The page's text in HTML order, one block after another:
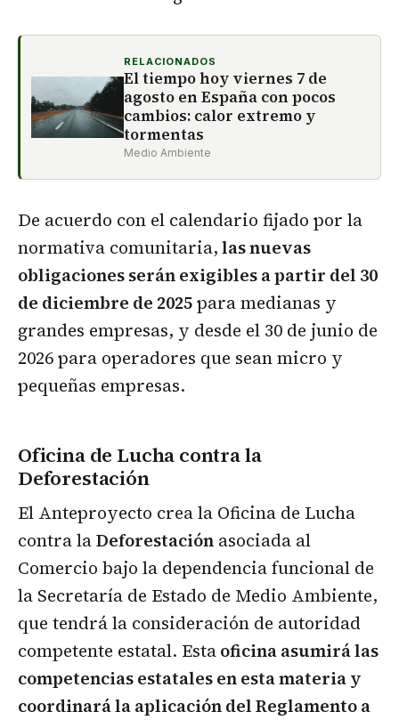
RELACIONADOS
El tiempo hoy viernes 7 de
agosto en España con pocos
cambios: calor extremo y
tormentas
Medio Ambiente
De acuerdo con el calendario fijado por la
normativa comunitaria,las nuevas
obligaciones serán exigibles a partir del 30
de diciembre de 2025para medianas y
grandes empresas, y desde el 30 de junio de
2026 para operadores que sean micro y
pequeñas empresas.
Oficina de Lucha contra la
Deforestación
El Anteproyecto crea la Oficina de Lucha
contra laDeforestación asociada al
Comercio bajo la dependencia funcional de
la Secretaría de Estado de Medio Ambiente,
que tendrá la consideración de autoridad
competente estatal. Estaoficina asumirá las
competencias estatales en esta materia y
coordinará la aplicación del Reglamento a